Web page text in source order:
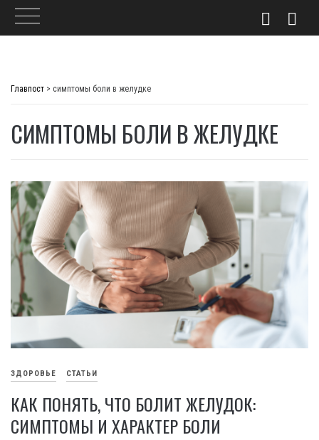
Главпост > симптомы боли в желудке
СИМПТОМЫ БОЛИ В ЖЕЛУДКЕ
ЗДОРОВЬЕ СТАТЬИ
КАК ПОНЯТЬ, ЧТО БОЛИТ ЖЕЛУДОК:
СИМПТОМЫ И ХАРАКТЕР БОЛИ